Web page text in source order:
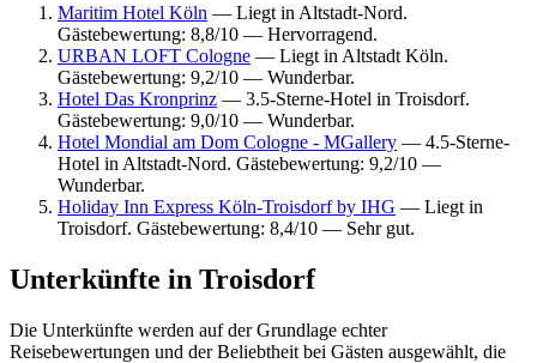
Maritim Hotel Köln — Liegt in Altstadt-Nord.
Gästebewertung: 8,8/10 — Hervorragend.
URBAN LOFT Cologne — Liegt in Altstadt Köln.
Gästebewertung: 9,2/10 — Wunderbar.
Hotel Das Kronprinz — 3.5-Sterne-Hotel in Troisdorf.
Gästebewertung: 9,0/10 — Wunderbar.
Hotel Mondial am Dom Cologne - MGallery — 4.5-Sterne-
Hotel in Altstadt-Nord. Gästebewertung: 9,2/10 —
Wunderbar.
Holiday Inn Express Köln-Troisdorf by IHG — Liegt in
Troisdorf. Gästebewertung: 8,4/10 — Sehr gut.
Unterkünfte in Troisdorf
Die Unterkünfte werden auf der Grundlage echter
Reisebewertungen und der Beliebtheit bei Gästen ausgewählt, die